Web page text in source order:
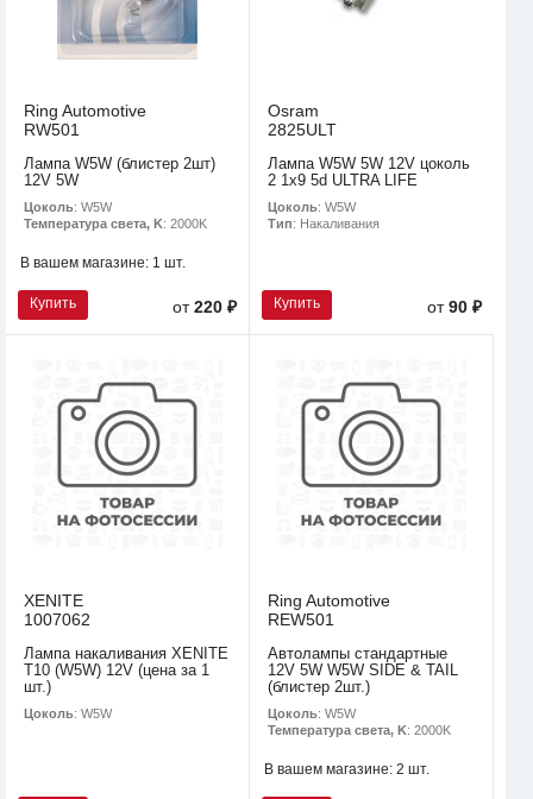
Ring Automotive
RW501
Лампа W5W (блистер 2шт)
12V 5W
Цоколь: W5W
Температура света, K: 2000K
В вашем магазине: 1 шт.
Купить от220 ₽
Osram
2825ULT
Лампа W5W 5W 12V цоколь
2 1x9 5d ULTRA LIFE
Цоколь: W5W
Тип: Накаливания
Купить от90 ₽
XENITE
1007062
Лампа накаливания XENITE
T10 (W5W) 12V (цена за 1
шт.)
Цоколь: W5W
Ring Automotive
REW501
Автолампы стандартные
12V 5W W5W SIDE & TAIL
(блистер 2шт.)
Цоколь: W5W
Температура света, K: 2000K
В вашем магазине: 2 шт.